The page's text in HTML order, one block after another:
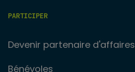
PARTICIPER
Devenir partenaire d'affaires
Bénévoles